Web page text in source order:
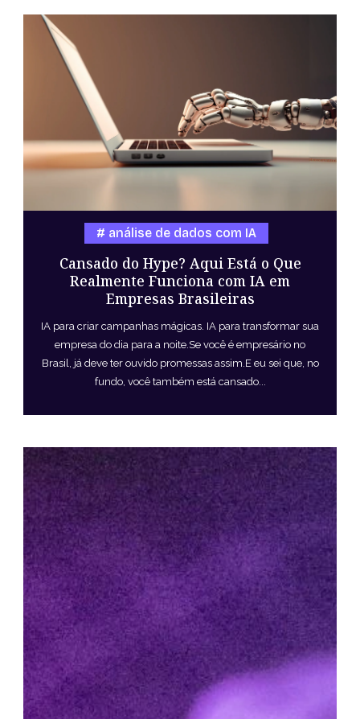
Cansado do Hype? Aqui Está o Que
Realmente Funciona com IA em
Empresas Brasileiras
análise de dados com IA
IA para criar campanhas mágicas. IA para transformar sua
empresa do dia para a noite.Se você é empresário no
Brasil, já deve ter ouvido promessas assim.E eu sei que, no
fundo, você também está cansado...